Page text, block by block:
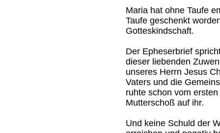
Maria hat ohne Taufe
Taufe geschenkt
Gotteskindschaft.
Der Epheserbrief
dieser liebenden
unseres Herrn Jesus
Vaters und die
ruhte schon vom
Mutterschoß auf ihr.
Und keine Schuld der